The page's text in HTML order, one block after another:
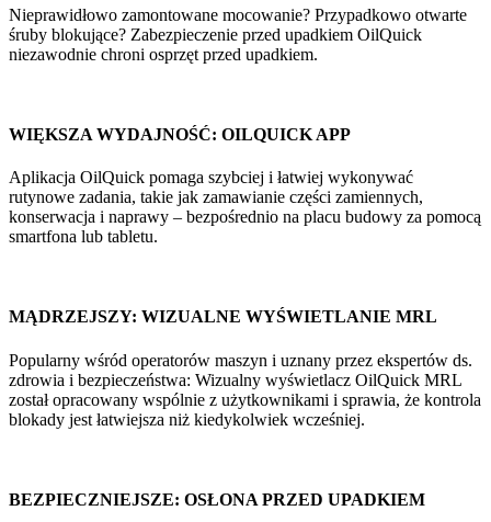
Nieprawidłowo zamontowane mocowanie? Przypadkowo otwarte
śruby blokujące? Zabezpieczenie przed upadkiem OilQuick
niezawodnie chroni osprzęt przed upadkiem.
WIĘKSZA WYDAJNOŚĆ: OILQUICK APP
Aplikacja OilQuick pomaga szybciej i łatwiej wykonywać
rutynowe zadania, takie jak zamawianie części zamiennych,
konserwacja i naprawy – bezpośrednio na placu budowy za pomocą
smartfona lub tabletu.
MĄDRZEJSZY: WIZUALNE WYŚWIETLANIE MRL
Popularny wśród operatorów maszyn i uznany przez ekspertów ds.
zdrowia i bezpieczeństwa: Wizualny wyświetlacz OilQuick MRL
został opracowany wspólnie z użytkownikami i sprawia, że kontrola
blokady jest łatwiejsza niż kiedykolwiek wcześniej.
BEZPIECZNIEJSZE: OSŁONA PRZED UPADKIEM